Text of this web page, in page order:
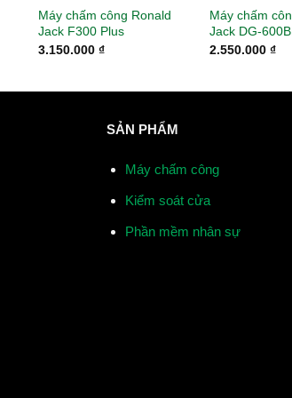
Máy chấm công Ronald
Jack F300 Plus
3.150.000 ₫
Máy chấm
Jack DG-
2.550.000₫
SẢN PHẨM
Máy chấm công
Kiểm soát cửa
Phần mềm nhân sự